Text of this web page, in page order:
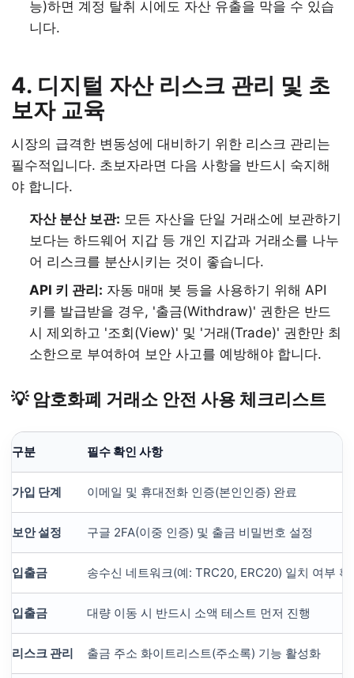
능)하면 계정 탈취 시에도 자산 유출을 막을 수 있습
니다.
4. 디지털 자산 리스크 관리 및 초
보자 교육
시장의 급격한 변동성에 대비하기 위한 리스크 관리는
필수적입니다. 초보자라면 다음 사항을 반드시 숙지해
야 합니다.
자산 분산 보관: 모든 자산을 단일 거래소에 보관하기
보다는 하드웨어 지갑 등 개인 지갑과 거래소를 나누
어 리스크를 분산시키는 것이 좋습니다.
API 키 관리: 자동 매매 봇 등을 사용하기 위해 API
키를 발급받을 경우, '출금(Withdraw)' 권한은 반드
시 제외하고 '조회(View)' 및 '거래(Trade)' 권한만 최
소한으로 부여하여 보안 사고를 예방해야 합니다.
💡 암호화폐 거래소 안전 사용 체크리스트
구분 필수 확인 사항
가입 단계 이메일 및 휴대전화 인증(본인인증) 완료
보안 설정 구글 2FA(이중 인증) 및 출금 비밀번호 설정
입출금 송수신 네트워크(예: TRC20, ERC20) 일치 여부 확
입출금 대량 이동 시 반드시 소액 테스트 먼저 진행
리스크 관리 출금 주소 화이트리스트(주소록) 기능 활성화